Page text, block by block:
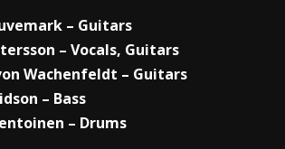
– Guitars
– Vocals, Guitars
Wachenfeldt – Guitars
– Bass
– Drums